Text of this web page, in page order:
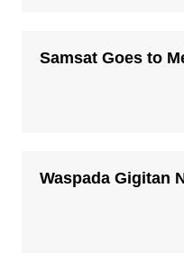
Samsat Goes to
Waspada Gigitan